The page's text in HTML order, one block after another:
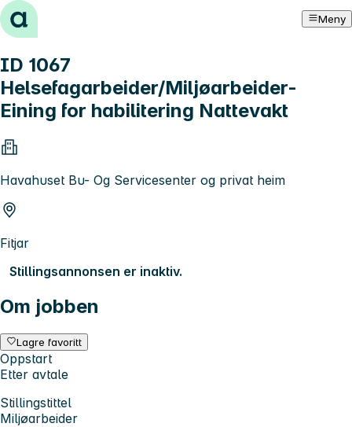
Hopp til innhold Meny
ID 1067
Helsefagarbeider/Miljøarbeider-
Eining for habilitering Nattevakt
Havahuset Bu- Og Servicesenter og privat heim
Fitjar
Stillingsannonsen er inaktiv.
Om jobben
Lagre favoritt
Oppstart
Etter avtale
Stillingstittel
Miljøarbeider